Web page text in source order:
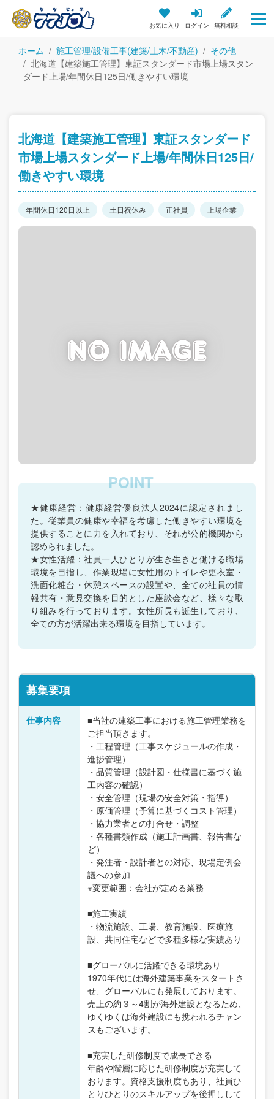
お気に入り ログイン 無料相談
ホーム 施工管理/設備工事(建築/土木/不動産)
その他
北海道【建築施工管理】東証スタンダード市場上場スタン
ダード上場/年間休日125日/働きやすい環境
北海道【建築施工管理】東証スタンダード
市場上場スタンダード上場/年間休日125日/
働きやすい環境
年間休日120日以上 土日祝休み 正社員 上場企業
★健康経営：健康経営優良法人2024に認定されまし
た。従業員の健康や幸福を考慮した働きやすい環境を
提供することに力を入れており、それが公的機関から
認められました。
★女性活躍：社員一人ひとりが生き生きと働ける職場
環境を目指し、作業現場に女性用のトイレや更衣室・
洗面化粧台・休憩スペースの設置や、全ての社員の情
報共有・意見交換を目的とした座談会など、様々な取
り組みを行っております。女性所長も誕生しており、
全ての方が活躍出来る環境を目指しています。
募集要項
仕事内容
■当社の建築工事における施工管理業務を
ご担当頂きます。
・工程管理（工事スケジュールの作成・
進捗管理）
・品質管理（設計図・仕様書に基づく施
工内容の確認）
・安全管理（現場の安全対策・指導）
・原価管理（予算に基づくコスト管理）
・協力業者との打合せ・調整
・各種書類作成（施工計画書、報告書な
ど）
・発注者・設計者との対応、現場定例会
議への参加
※変更範囲：会社が定める業務
■施工実績
・物流施設、工場、教育施設、医療施
設、共同住宅などで多種多様な実績あり
■グローバルに活躍できる環境あり
1970年代には海外建築事業をスタートさ
せ、グローバルにも発展しております。
売上の約３～4割が海外建設となるため、
ゆくゆくは海外建設にも携われるチャン
スもございます。
■充実した研修制度で成長できる
年齢や階層に応じた研修制度が充実して
おります。資格支援制度もあり、社員ひ
とりひとりのスキルアップを後押しして